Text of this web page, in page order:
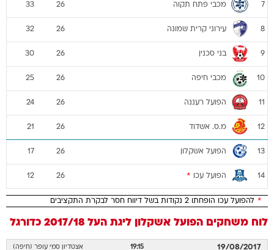
7 מכבי פתח תקוה 26
33
8 עירוני קרית שמונה 26
32
9 בני סכנין 26
30
10 מכבי חיפה 26
25
11 הפועל רעננה 26
24
12 מ.ס. אשדוד 26
21
13 הפועל אשקלון 26
17
14 הפועל עכו *
26
12
* להפועל עכו הופחתו 2 נקודות בשל דיווח חסר לבקרת התקציבים
לוח משחקים הפועל אשקלון ליגת העל 2017/18 כדורגל
19/08/2017
19:15 אצטדיון סמי עופר (חיפה)